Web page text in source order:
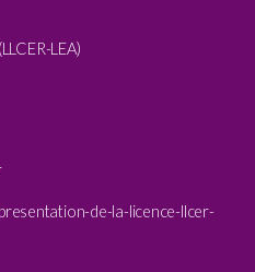
LEA)
de-la-licence-llcer-